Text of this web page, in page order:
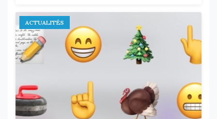
ACTUALITÉS